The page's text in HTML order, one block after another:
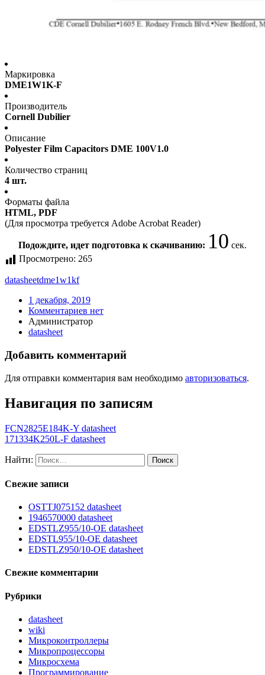
Маркировка
DME1W1K-F
Производитель
Cornell Dubilier
Описание
Polyester Film Capacitors DME 100V1.0
Количество страниц
4 шт.
Форматы файла
HTML, PDF
(Для просмотра требуется Adobe Acrobat Reader)
Подождите, идет подготовка к скачиванию: 10 сек.
Просмотрено: 265
datasheetdme1w1kf
1 декабря, 2019
Комментариев нет
Администратор
datasheet
Добавить комментарий
Для отправки комментария вам необходимо авторизоваться.
Навигация по записям
FCN2825E184K-Y datasheet
171334K250L-F datasheet
Найти:
Свежие записи
OSTTJ075152 datasheet
1946570000 datasheet
EDSTLZ955/10-OE datasheet
EDSTL955/10-OE datasheet
EDSTLZ950/10-OE datasheet
Свежие комментарии
Рубрики
datasheet
wiki
Микроконтроллеры
Микропроцессоры
Микросхема
Программирование